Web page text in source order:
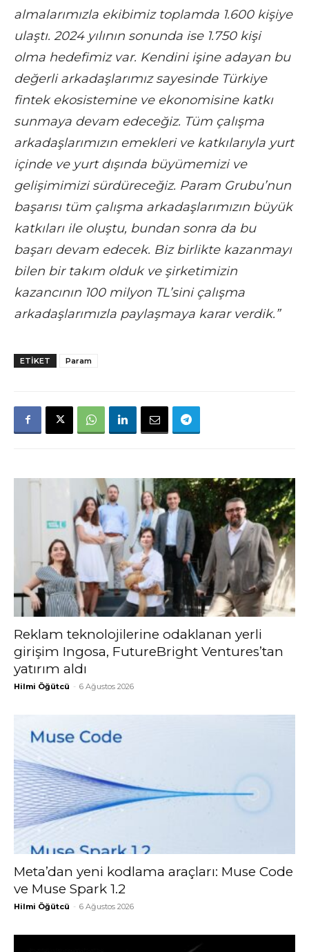
almalarımızla ekibimiz toplamda 1.600 kişiye
ulaştı. 2024 yılının sonunda ise 1.750 kişi
olma hedefimiz var. Kendini işine adayan bu
değerli arkadaşlarımız sayesinde Türkiye
fintek ekosistemine ve ekonomisine katkı
sunmaya devam edeceğiz. Tüm çalışma
arkadaşlarımızın emekleri ve katkılarıyla yurt
içinde ve yurt dışında büyümemizi ve
gelişimimizi sürdüreceğiz. Param Grubu’nun
başarısı tüm çalışma arkadaşlarımızın büyük
katkıları ile oluştu, bundan sonra da bu
başarı devam edecek. Biz birlikte kazanmayı
bilen bir takım olduk ve şirketimizin
kazancının 100 milyon TL’sini çalışma
arkadaşlarımızla paylaşmaya karar verdik.”
ETIKET Param
Reklam teknolojilerine odaklanan yerli
girişim Ingosa, FutureBright Ventures’tan
yatırım aldı
Hilmi Öğütcü - 6 Ağustos 2026
Meta’dan yeni kodlama araçları: Muse Code
ve Muse Spark 1.2
Hilmi Öğütcü - 6 Ağustos 2026